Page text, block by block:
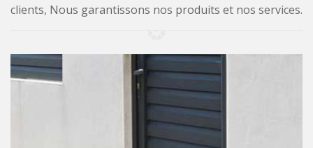
clients, Nous garantissons nos produits et nos services.